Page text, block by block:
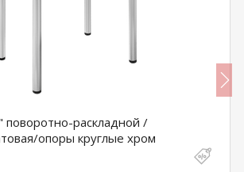
поворотно-раскладной /
опоры круглые хром